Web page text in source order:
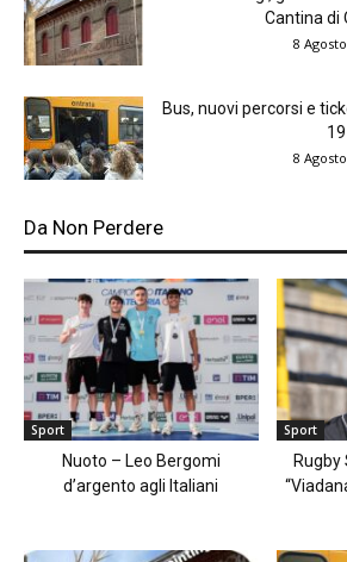
Cantina di
8
Bus, nuovi percorsi e
19
8
Da Non Perdere
Sport
Nuoto – Leo Bergomi
d’argento agli Italiani
Sport
Rugby